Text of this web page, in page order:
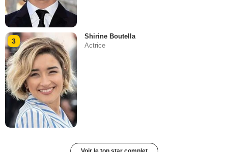
3
Shirine Boutella
Actrice